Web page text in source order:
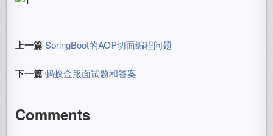
上一篇 SpringBoot的AOP切面编程问题
下一篇 蚂蚁金服面试题和答案
Comments